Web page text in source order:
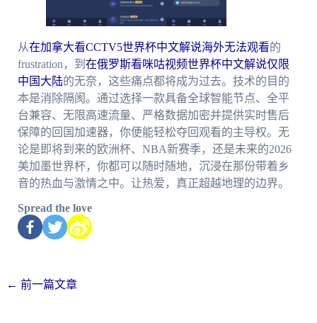
从在加拿大看CCTV5世界杯中文解说海外无法观看的
frustration，到 在俄罗斯看咪咕视频世界杯中文解说仅限
中国大陆的无奈，这些痛点都将成为过去。技术的目的
本是消除隔阂。通过选择一款具备全球智能节点、全平
台兼容、无限高速流量、严格数据加密并提供实时售后
保障的回国加速器，你便能轻松夺回观看的主导权。无
论是即将到来的欧洲杯、NBA新赛季，还是未来的2026
美加墨世界杯，你都可以随时随地，沉浸在那份带着乡
音的热血与激情之中。让热爱，真正超越地理的边界。
Spread the love
← 前一篇文章